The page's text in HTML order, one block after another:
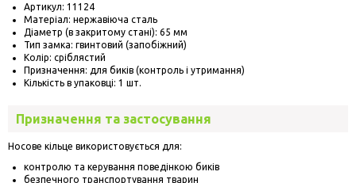
Артикул: 11124
Матеріал: нержавіюча сталь
Діаметр (в закритому стані): 65 мм
Тип замка: гвинтовий (запобіжний)
Колір: сріблястий
Призначення: для биків (контроль і утримання)
Кількість в упаковці: 1 шт.
Призначення та застосування
Носове кільце використовується для:
контролю та керування поведінкою биків
безпечного транспортування тварин